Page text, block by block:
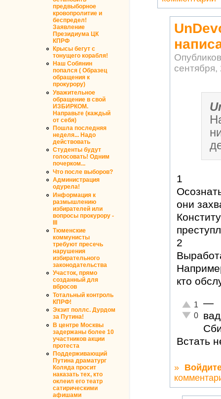
предвыборное
кровопролитие и
беспредел!
Заявление
Президиума ЦК
КПРФ
Крысы бегут с
тонущего корабля!
Наш Собянин
попался ( Образец
обращения к
прокурору)
Уважительное
обращение в свой
ИЗБИРКОМ.
Направьте (каждый
от себя)
Пошла последняя
неделя... Надо
действовать
Студенты будут
голосовать! Одним
почерком...
Что после выборов?
Администрация
одурела!
Информация к
размышлению
избирателей или
вопросы прокурору -
III
Тюменские
коммунисты
требуют пресечь
нарушения
избирательного
законодательства
Участок, прямо
созданный для
вбросов
Тотальный контроль
КПРФ!
Экзит поллс. Дурдом
за Путина!
В центре Москвы
задержаны более 10
участников акции
протеста
Поддерживающий
Путина драматург
Коляда просит
наказать тех, кто
оклеил его театр
сатирическими
афишами
1
они
2
кто
Отлично!
1
0
—
Встать
»